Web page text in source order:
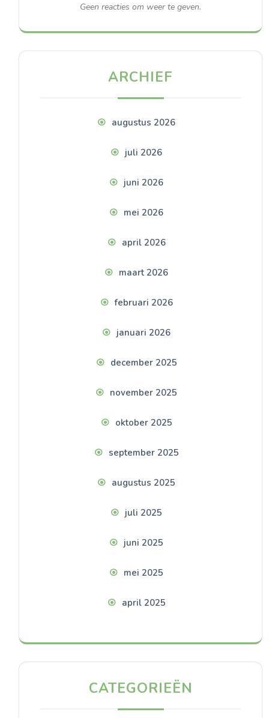
Geen reacties om weer te geven.
ARCHIEF
augustus 2026
juli 2026
juni 2026
mei 2026
april 2026
maart 2026
februari 2026
januari 2026
december 2025
november 2025
oktober 2025
september 2025
augustus 2025
juli 2025
juni 2025
mei 2025
april 2025
CATEGORIEËN